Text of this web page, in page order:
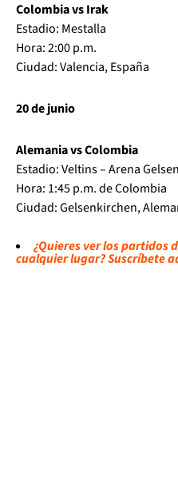
Colombia vs Irak
Estadio: Mestalla
Hora: 2:00 p.m.
Ciudad: Valencia, España
20 de junio
Alemania vs Colombia
Estadio: Veltins – Arena
Hora: 1:45 p.m. de Colombia
Ciudad: Gelsenkirchen,
¿Quieres ver los partidos
cualquier lugar? Suscríbete